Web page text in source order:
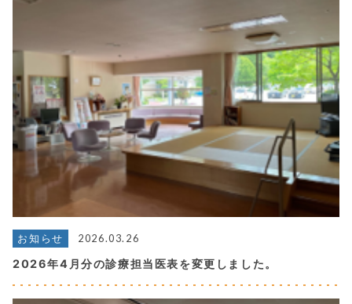
お知らせ 2026.03.26
2026年4月分の診療担当医表を変更しました。